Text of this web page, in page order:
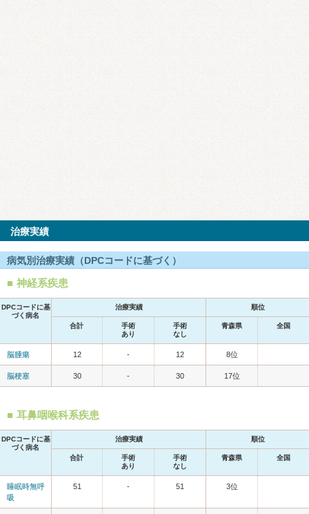
治療実績
病気別治療実績（DPCコードに基づく）
神経系疾患
DPCコードに基
づく病名
治療実績 順位
合計
手術
あり
手術
なし
青森県 全国
脳腫瘍 12 - 12 8位
脳梗塞 30 - 30 17位
耳鼻咽喉科系疾患
DPCコードに基
づく病名
治療実績 順位
合計
手術
あり
手術
なし
青森県 全国
睡眠時無呼
吸
51 - 51 3位